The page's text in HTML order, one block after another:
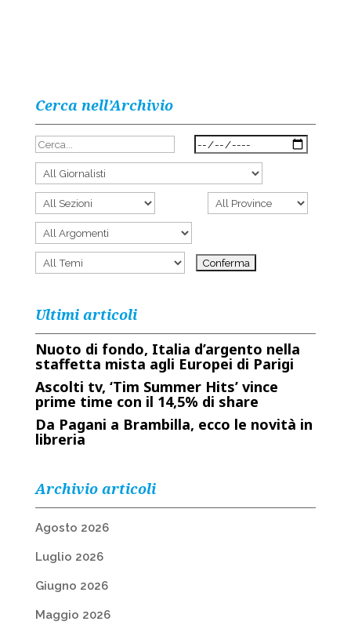
Cerca nell’Archivio
Ultimi articoli
Nuoto di fondo, Italia d’argento nella
staffetta mista agli Europei di Parigi
Ascolti tv, ‘Tim Summer Hits’ vince
prime time con il 14,5% di share
Da Pagani a Brambilla, ecco le novità in
libreria
Archivio articoli
Agosto 2026
Luglio 2026
Giugno 2026
Maggio 2026